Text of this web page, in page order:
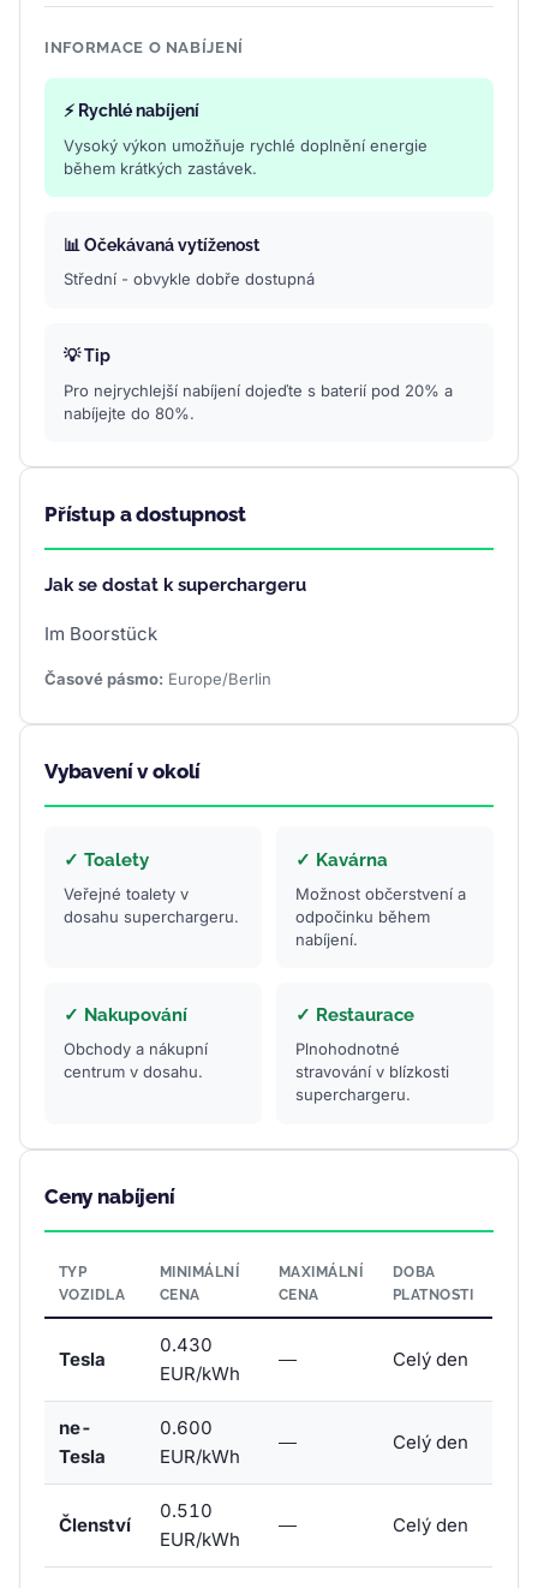
INFORMACE O NABÍJENÍ
⚡ Rychlé nabíjení
Vysoký výkon umožňuje rychlé doplnění energie
během krátkých zastávek.
📊 Očekávaná vytíženost
Střední - obvykle dobře dostupná
💡 Tip
Pro nejrychlejší nabíjení dojeďte s baterií pod 20% a
nabíjejte do 80%.
Přístup a dostupnost
Jak se dostat k superchargeru
Im Boorstück
Časové pásmo: Europe/Berlin
Vybavení v okolí
✓ Toalety
Veřejné toalety v
dosahu superchargeru.
✓ Kavárna
Možnost občerstvení a
odpočinku během
nabíjení.
✓ Nakupování
Obchody a nákupní
centrum v dosahu.
✓ Restaurace
Plnohodnotné
stravování v blízkosti
superchargeru.
Ceny nabíjení
TYP
VOZIDLA
MINIMÁLNÍ
CENA
MAXIMÁLNÍ
CENA
DOBA
PLATNOSTI
Tesla
0.430
EUR/kWh
— Celý den
ne-
Tesla
0.600
EUR/kWh
— Celý den
Členství
0.510
EUR/kWh
— Celý den